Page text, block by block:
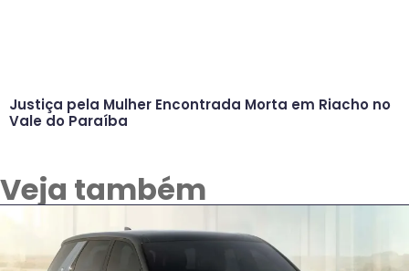
Justiça pela Mulher Encontrada Morta em Riacho no
Vale do Paraíba
Veja também